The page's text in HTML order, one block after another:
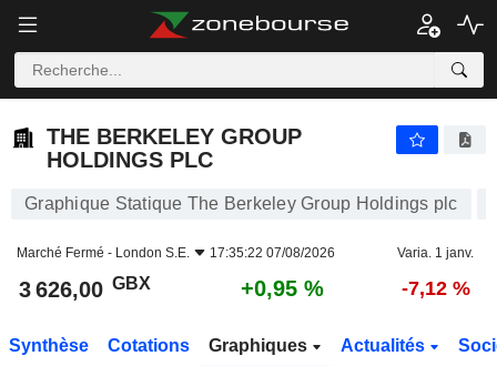
THE BERKELEY GROUP
HOLDINGS PLC
Graphique Statique The Berkeley Group Holdings plc
Marché Fermé - London S.E. 17:35:22 07/08/2026 Varia. 1 janv.
3 626,00 GBX +0,95 % -7,12 %
Synthèse Cotations Graphiques Actualités